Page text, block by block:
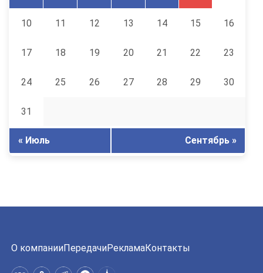
10 11 12 13 14 15 16
17 18 19 20 21 22 23
24 25 26 27 28 29 30
31
« Июль Сентябрь »
О компанииПередачиРекламаКонтакты